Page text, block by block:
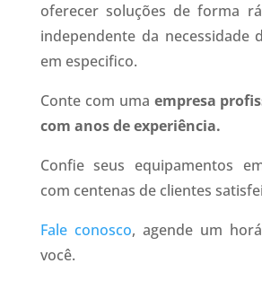
oferecer soluções de forma
independente da necessidade
em especifico.
Conte com uma empresa
com anos de experiência.
Confie seus equipamentos
com centenas de clientes
Fale conosco, agende um
você.